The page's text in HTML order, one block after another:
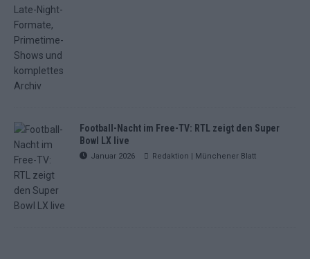
Football-Nacht im Free-TV: RTL zeigt den Super
Bowl LX live
Januar 2026 Redaktion | Münchener Blatt